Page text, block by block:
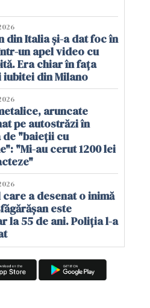
din Italia și-a dat foc în
un apel video cu
Era chiar în fața
din Milano
aruncate
pe autostrăzi în
de "baieții cu
"Mi-au cerut 1200 lei
a desenat o inimă
este
la 55 de ani. Poliția l-a